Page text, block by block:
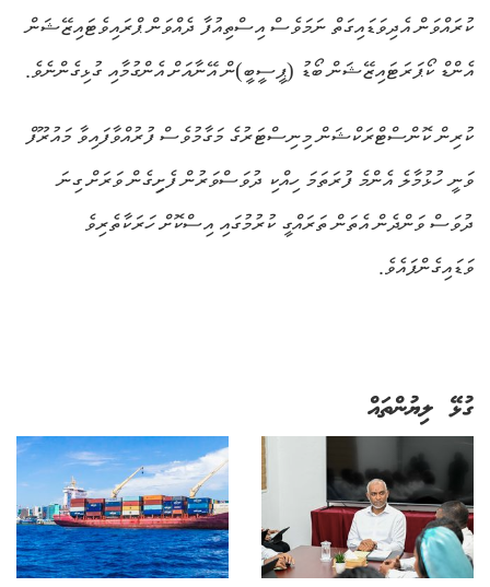
ކުރައްވަން އެދިވަޑައިގަތް ނަމަވެސް އިސްތިއުފާ ދެއްވަން ޕްރައިވެޓައިޒޭޝަން
އެންޑް ކޯޕަރަޓައިޒޭޝަން ބޯޑު (ޕީސީބީ)ން އޭނާއަށް އެންގުމާއި ގުޅިގެންނެވެ.
ކުރިން ކޮންސްޓްރަކްޝަން މިނިސްޓަރުގެ މަގާމުވެސް ފުރުއްވާފައިވާ މައުރޫފް
ވަނީ ހުޅުމާލެ އެންމެ ފުރަތަމަ ހިއްކި ދުވަސްވަރުން ފެށިިގެން ވަރަށް ގިނަ
ދުވަސް ވަންދެން އެތަން ތަރައްގީ ކުރުމުގައި އިސްކޮށް ހަރަކާތެރިވެ
ވަޑައިގެންފައެވެ.
ގުޅޭ ލިޔުންތައް